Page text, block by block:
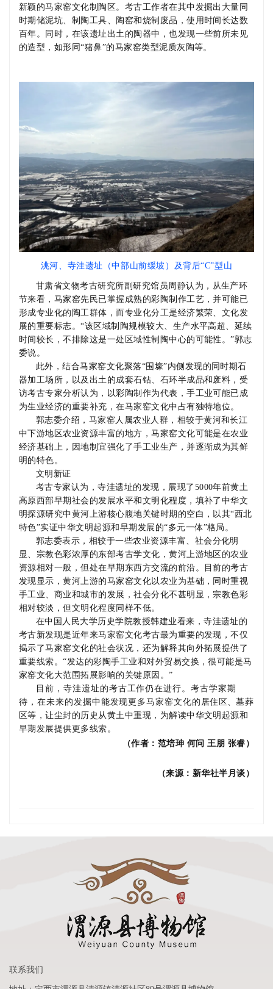
新颖的马家窑文化制陶区。考古工作者在其中发掘出大量同
时期储泥坑、制陶工具、陶窑和烧制废品，使用时间长达数
百年。同时，在该遗址出土的陶器中，也发现一些前所未见
的造型，如形同“猪鼻”的马家窑类型泥质灰陶等。
洮河、寺洼遗址（中部山前缓坡）及背后“C”型山
甘肃省文物考古研究所副研究馆员周静认为，从生产环
节来看，马家窑先民已掌握成熟的彩陶制作工艺，并可能已
形成专业化的陶工群体，而专业化分工是经济繁荣、文化发
展的重要标志。“该区域制陶规模较大、生产水平高超、延续
时间较长，不排除这是一处区域性制陶中心的可能性。”郭志
委说。
此外，结合马家窑文化聚落“围壕”内侧发现的同时期石
器加工场所，以及出土的成套石钻、石环半成品和废料，受
访考古专家分析认为，以彩陶制作为代表，手工业可能已成
为生业经济的重要补充，在马家窑文化中占有独特地位。
郭志委介绍，马家窑人属农业人群，相较于黄河和长江
中下游地区农业资源丰富的地方，马家窑文化可能是在农业
经济基础上，因地制宜强化了手工业生产，并逐渐成为其鲜
明的特色。
文明新证
考古专家认为，寺洼遗址的发现，展现了 5000年前黄土
高原西部早期社会的发展水平和文明化程度，填补了中华文
明探源研究中黄河上游核心腹地关键时期的空白，以其“西北
特色”实证中华文明起源和早期发展的“多元一体”格局。
郭志委表示，相较于一些农业资源丰富、社会分化明
显、宗教色彩浓厚的东部考古学文化，黄河上游地区的农业
资源相对一般，但处在早期东西方交流的前沿。目前的考古
发现显示，黄河上游的马家窑文化以农业为基础，同时重视
手工业、商业和城市的发展，社会分化不甚明显，宗教色彩
相对较淡，但文明化程度同样不低。
在中国人民大学历史学院教授韩建业看来，寺洼遗址的
考古新发现是近年来马家窑文化考古最为重要的发现，不仅
揭示了马家窑文化的社会状况，还为解释其向外拓展提供了
重要线索。“发达的彩陶手工业和对外贸易交换，很可能是马
家窑文化大范围拓展影响的关键原因。”
目前，寺洼遗址的考古工作仍在进行。考古学家期
待，在未来的发掘中能发现更多马家窑文化的居住区、墓葬
区等，让尘封的历史从黄土中重现，为解读中华文明起源和
早期发展提供更多线索。
（作者： 范培珅 何问 王朋 张睿 ）
（来源：新华社半月谈）
联系我们